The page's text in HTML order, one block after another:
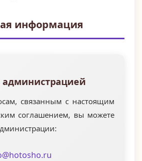
информация
администрацией
связанным с настоящим
соглашением, вы можете